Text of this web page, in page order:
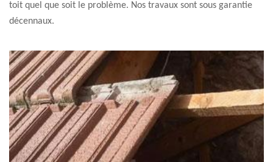
toit quel que soit le problème. Nos travaux sont sous garantie
décennaux.